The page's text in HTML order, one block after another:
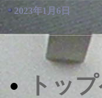
2023年1月6日
トッ